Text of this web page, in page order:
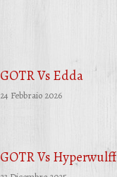
GOTR Vs Edda
24 Febbraio 2026
GOTR Vs Hyperwulff